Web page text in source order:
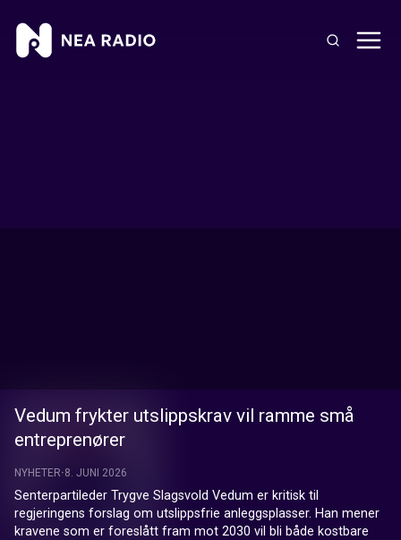
Vedum frykter utslippskrav vil ramme små
entreprenører
NYHETER 8. JUNI 2026
Senterpartileder Trygve Slagsvold Vedum er kritisk til
regjeringens forslag om utslippsfrie anleggsplasser. Han mener
kravene som er foreslått fram mot 2030 vil bli både kostbare